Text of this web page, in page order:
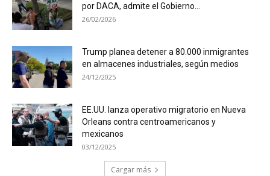
por DACA, admite el Gobierno...
26/02/2026
Trump planea detener a 80.000 inmigrantes
en almacenes industriales, según medios
24/12/2025
EE.UU. lanza operativo migratorio en Nueva
Orleans contra centroamericanos y
mexicanos
03/12/2025
Cargar más